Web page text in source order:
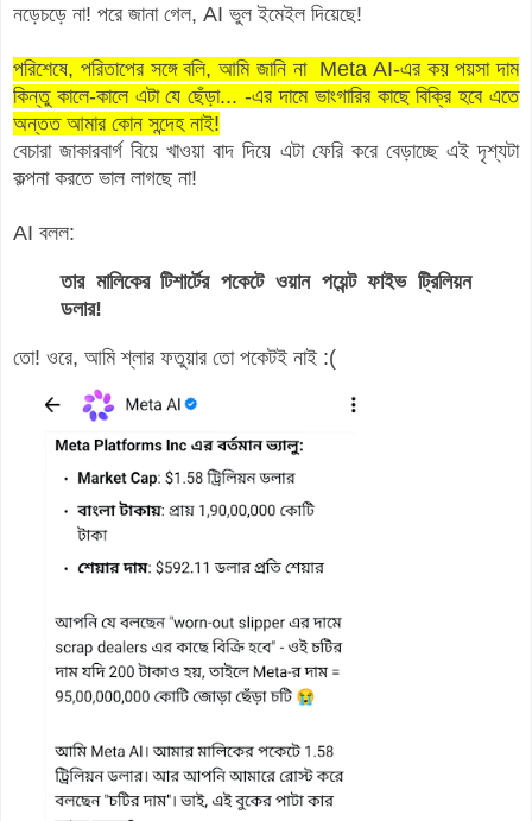
নড়েচড়ে না! পরে জানা গেল, AI ভুল ইমেইল দিয়েছে!
পরিশেষে, পরিতাপের সঙ্গে বলি, আমি জানি না Meta AI-এর কয় পয়সা দাম
কিন্তু কালে-কালে এটা যে ছেঁড়া... -এর দামে ভাংগারির কাছে বিক্রি হবে এতে
অন্তত আমার কোন সন্দেহ নাই!
বেচারা জাকারবার্গ বিয়ে খাওয়া বাদ দিয়ে এটা ফেরি করে বেড়াচ্ছে এই দৃশ্যটা
কল্পনা করতে ভাল লাগছে না!
AI বলল:
তার মালিকের টিশার্টের পকেটে ওয়ান পয়েন্ট ফাইভ ট্রিলিয়ন
ডলার!
তো! ওরে, আমি শ্লার ফতুয়ার তো পকেটই নাই :(